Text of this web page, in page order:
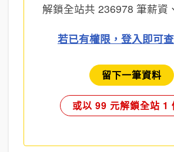
解鎖全站共 236978 筆薪資
若已有權限，登入即可
留下一筆資料
或以 99 元解鎖全站 1